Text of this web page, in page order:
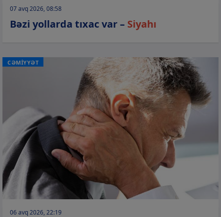
07 avq 2026, 08:58
Bəzi yollarda tıxac var – Siyahı
CƏMİYYƏT
06 avq 2026, 22:19